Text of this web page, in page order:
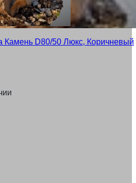
Камень D80/50 Люкс, Коричневый